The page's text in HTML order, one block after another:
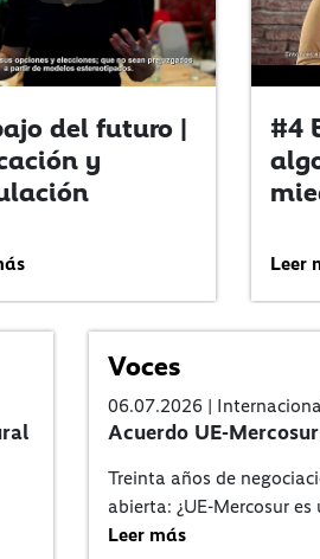
del futuro |
y
#4
Leer
Voces
06.07.2026 |
Acuerdo UE-
Treinta años de
abierta: ¿UE-Mercosur
Leer más